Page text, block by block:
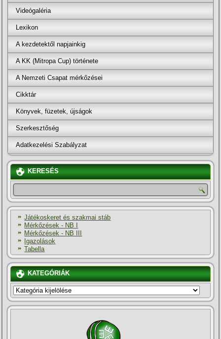
Videógaléria
Lexikon
A kezdetektől napjainkig
A KK (Mitropa Cup) története
A Nemzeti Csapat mérkőzései
Cikktár
Könyvek, füzetek, újságok
Szerkesztőség
Adatkezelési Szabályzat
KERESÉS
Játékoskeret és szakmai stáb
Mérkőzések - NB I
Mérkőzések - NB III
Igazolások
Tabella
KATEGÓRIÁK
KATEGÓRIÁK